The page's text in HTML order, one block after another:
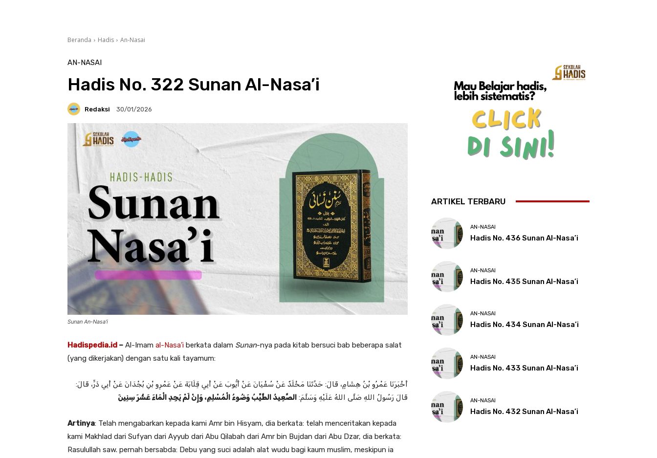
Beranda Hadis An-Nasai
AN-NASAI
Hadis No. 322 Sunan Al-Nasa’i
Redaksi 30/01/2026
Sunan An-Nasa'i
Hadispedia.id – Al-Imam al-Nasa’i berkata dalam Sunan-nya pada kitab bersuci bab beberapa salat
(yang dikerjakan) dengan satu kali tayamum:
أَخْبَرَنَا ‌عَمْرُو بْنُ هِشَامٍ، قَالَ: حَدَّثَنَا ‌مَخْلَدٌ عَنْ ‌سُفْيَانَ عَنْ ‌أَيُّوبَ عَنْ ‌أَبِي قِلَابَةَ عَنْ ‌عَمْرِو بْنِ بُجْدَانَ عَنْ ‌أَبِي ذَرٍّ، قَالَ:
قَالَ رَسُولُ اللهِ صَلَّى اللهُ عَلَيْهِ وَسَلَّمَ: الصَّعِيدُ الطَّيِّبُ وَضُوءُ الْمُسْلِمِ، وَإِنْ لَمْ يَجِدِ الْمَاءَ عَشْرَ سِنِينَ
Artinya: Telah mengabarkan kepada kami Amr bin Hisyam, dia berkata: telah menceritakan kepada
kami Makhlad dari Sufyan dari Ayyub dari Abu Qilabah dari Amr bin Bujdan dari Abu Dzar, dia berkata:
Rasulullah saw. pernah bersabda: Debu yang suci adalah alat wudu bagi kaum muslim, meskipun ia
ARTIKEL TERBARU
AN-NASAI
Hadis No. 436 Sunan Al-Nasa’i
AN-NASAI
Hadis No. 435 Sunan Al-Nasa’i
AN-NASAI
Hadis No. 434 Sunan Al-Nasa’i
AN-NASAI
Hadis No. 433 Sunan Al-Nasa’i
AN-NASAI
Hadis No. 432 Sunan Al-Nasa’i